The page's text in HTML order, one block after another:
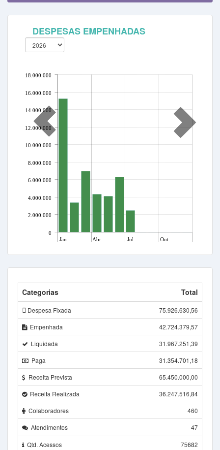
DESPESAS EMPENHADAS
Jan Abr Jul Out
0
2.000.000
4.000.000
6.000.000
8.000.000
10.000.000
12.000.000
14.000.000
16.000.000
18.000.000
Categorias Total
Despesa Fixada
75.926.630,56
Empenhada
42.724.379,57
Liquidada
31.967.251,39
Paga
31.354.701,18
Receita Prevista
65.450.000,00
Receita Realizada
36.247.516,84
Colaboradores
460
Atendimentos
47
Qtd. Acessos 75682